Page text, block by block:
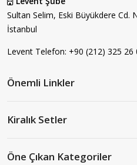
Sultan Selim, Eski Büyükdere Cd.
İstanbul
Levent Telefon: +90 (212) 325 26
Önemli Linkler
Kiralık Setler
Öne Çıkan Kategoriler